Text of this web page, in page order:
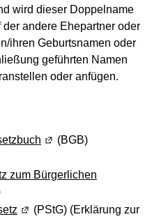
wird dieser Doppelname
andere Ehepartner oder
ihren Geburtsnamen oder
geführten Namen
oder anfügen.
(Wird in einem
(BGB)
zum Bürgerlichen
neuen Fenster geöffnet)
(Wird in einem neuen
(PStG) (Erklärung zur